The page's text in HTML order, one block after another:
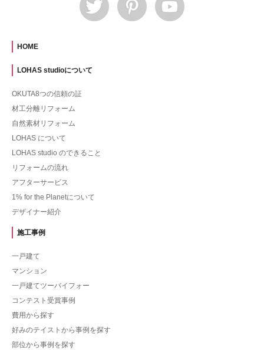
HOME
LOHAS studioについて
OKUTA8つの信頼の証
材工分離リフォーム
自然素材リフォーム
LOHAS について
LOHAS studio のできること
リフォームの流れ
アフターサービス
1% for the Planetについて
デザイナー紹介
施工事例
一戸建て
マンション
一戸建てツーバイフォー
コンテスト受賞事例
費用から探す
好みのテイストから事例を探す
部位から事例を探す